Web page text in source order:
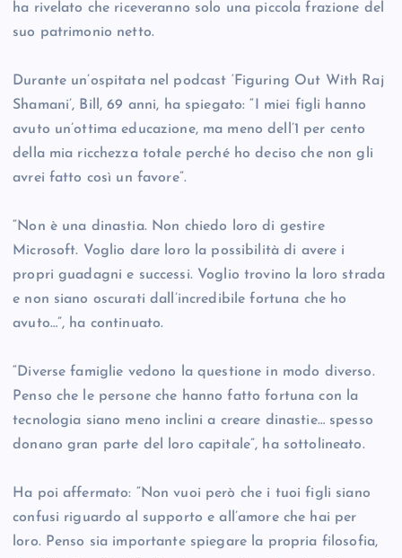
ha rivelato che riceveranno solo una piccola frazione del
suo patrimonio netto.
Durante un’ospitata nel podcast ‘Figuring Out With Raj
Shamani’, Bill, 69 anni, ha spiegato: “I miei figli hanno
avuto un’ottima educazione, ma meno dell’1 per cento
della mia ricchezza totale perché ho deciso che non gli
avrei fatto così un favore”.
“Non è una dinastia. Non chiedo loro di gestire
Microsoft. Voglio dare loro la possibilità di avere i
propri guadagni e successi. Voglio trovino la loro strada
e non siano oscurati dall’incredibile fortuna che ho
avuto…”, ha continuato.
“Diverse famiglie vedono la questione in modo diverso.
Penso che le persone che hanno fatto fortuna con la
tecnologia siano meno inclini a creare dinastie… spesso
donano gran parte del loro capitale”, ha sottolineato.
Ha poi affermato: “Non vuoi però che i tuoi figli siano
confusi riguardo al supporto e all’amore che hai per
loro. Penso sia importante spiegare la propria filosofia,